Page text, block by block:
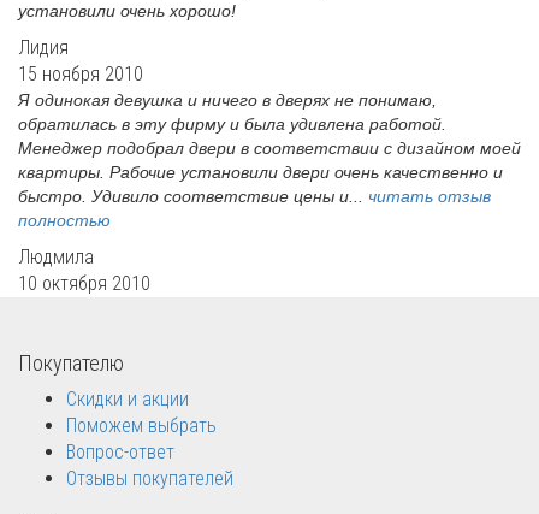
установили очень хорошо!
Лидия
15 ноября 2010
Я одинокая девушка и ничего в дверях не понимаю,
обратилась в эту фирму и была удивлена работой.
Менеджер подобрал двери в соответствии с дизайном моей
квартиры. Рабочие установили двери очень качественно и
быстро. Удивило соответствие цены и... читать отзыв
полностью
Людмила
10 октября 2010
Покупателю
Скидки и акции
Поможем выбрать
Вопрос-ответ
Отзывы покупателей